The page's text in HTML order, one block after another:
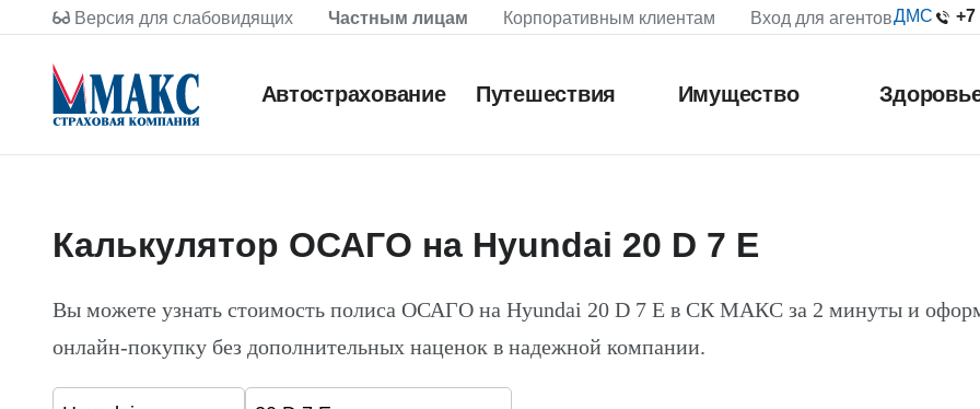
Версия для слабовидящих Частным лицам Корпоративным клиентам Вход для агентовДМС +7
Автострахование Путешествия Имущество
Калькулятор ОСАГО на Hyundai 20 D 7 E
Вы можете узнать стоимость полиса ОСАГО на Hyundai 20 D 7 E в СК МАКС за 2 минуты и
онлайн-покупку без дополнительных наценок в надежной компании.